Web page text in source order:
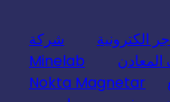
الكترونية
شركة
Minelab
Nokta Magnetar